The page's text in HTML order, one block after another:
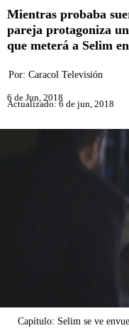
Mientras probaba
pareja protagoniza
que meterá a Selim
Por: Caracol Televisión
6 de Jun, 2018
Actualizado: 6 de jun, 2018
Capítulo: Selim se ve